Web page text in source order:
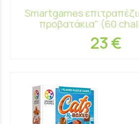
Smartgames
προβατάκια" (60
23 €